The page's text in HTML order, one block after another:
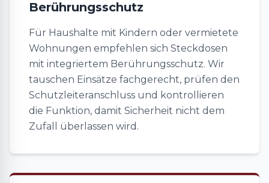
Berührungsschutz
Für Haushalte mit Kindern oder vermietete
Wohnungen empfehlen sich Steckdosen
mit integriertem Berührungsschutz. Wir
tauschen Einsätze fachgerecht, prüfen den
Schutzleiteranschluss und kontrollieren
die Funktion, damit Sicherheit nicht dem
Zufall überlassen wird.